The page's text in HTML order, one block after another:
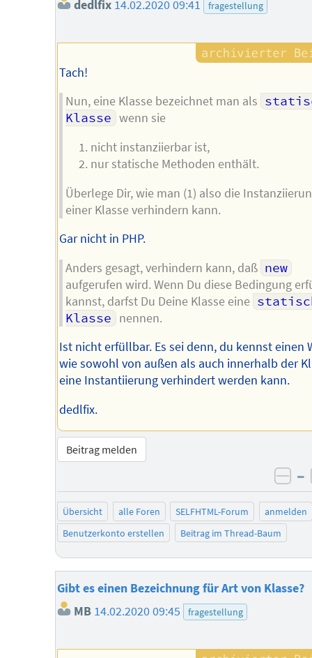
dedlfix 14.02.2020 09:41 fragestellung
Tach!
Nun, eine Klasse bezeichnet man als
Klasse wenn sie
nicht instanziierbar ist,
nur statische Methoden enthält.
Überlege Dir, wie man (1) also die
einer Klasse verhindern kann.
Gar nicht in PHP.
Anders gesagt, verhindern kann, daß new
aufgerufen wird. Wenn Du diese Bedingung
kannst, darfst Du Deine Klasse eine
Klasse nennen.
Ist nicht erfüllbar. Es sei denn, du kennst einen
wie sowohl von außen als auch innerhalb der
eine Instantiierung verhindert werden kann.
dedlfix.
Beitrag melden
–
Übersicht alle Foren SELFHTML-Forum
anmelden
Benutzerkonto erstellen
Beitrag im Thread-Baum
Gibt es einen Bezeichnung für Art von Klasse?
MB 14.02.2020 09:45 fragestellung